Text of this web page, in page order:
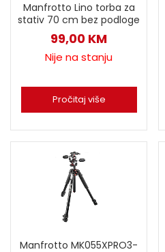
Manfrotto Lino torba za
stativ 70 cm bez podloge
99,00 KM
Nije na stanju
Pročitaj više
Manfrotto MK055XPRO3-